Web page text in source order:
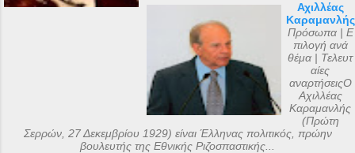
Αχιλλέας
Καραμανλής
Πρόσωπα | Ε
πιλογή ανά
θέμα | Τελευτ
αίες
αναρτήσειςΟ
Αχιλλέας
Καραμανλής
(Πρώτη
Σερρών, 27 Δεκεμβρίου 1929) είναι Έλληνας πολιτικός, πρώην
βουλευτής της Εθνικής Ριζοσπαστικής...